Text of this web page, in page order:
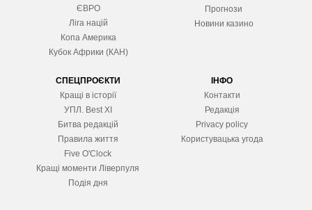
ЄВРО
Ліга націй
Копа Америка
Кубок Африки (КАН)
Прогнози
Новини казино
СПЕЦПРОЄКТИ
Кращі в історії
УПЛ. Best XІ
Битва редакцій
Правила життя
Five O'Clock
Кращі моменти Ліверпуля
Подія дня
ІНФО
Контакти
Редакція
Privacy policy
Користувацька угода